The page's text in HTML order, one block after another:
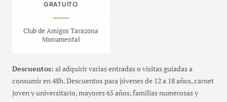
GRATUITO
—
Club de Amigos Tarazona
Monumental
Descuentos: al adquirir varias entradas o visitas guiadas a
consumir en 48h. Descuentos para jóvenes de 12 a 18 años, carnet
joven y universitario, mayores 65 años, familias numerosas y